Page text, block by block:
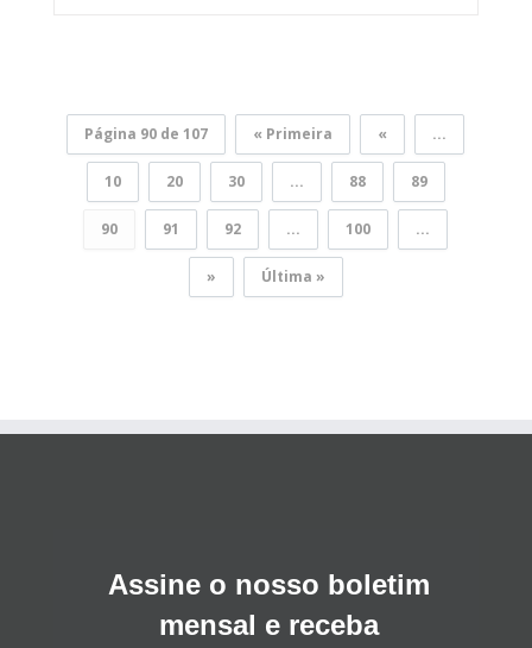
Página 90 de 107 « Primeira « ...
10 20 30 ... 88 89
90 91 92 ... 100 ...
» Última »
Assine o nosso boletim
mensal e receba